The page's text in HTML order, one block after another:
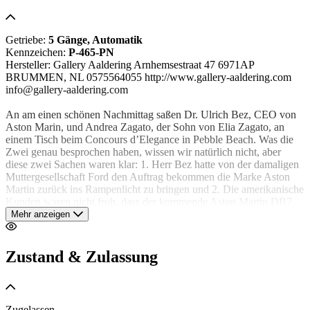
Getriebe: 5 Gänge, Automatik
Kennzeichen: P-465-PN
Hersteller: Gallery Aaldering Arnhemsestraat 47 6971AP
BRUMMEN, NL 0575564055 http://www.gallery-aaldering.com
info@gallery-aaldering.com
An am einen schönen Nachmittag saßen Dr. Ulrich Bez, CEO von
Aston Marin, und Andrea Zagato, der Sohn von Elia Zagato, an
einem Tisch beim Concours d’Elegance in Pebble Beach. Was die
Zwei genau besprochen haben, wissen wir natürlich nicht, aber
diese zwei Sachen waren klar: 1. Herr Bez hatte von der damaligen
Muttergesellschaft Ford den Auftrag bekommen die Marke Aston
Martin zurück ins Rampenlicht zu bringen und 2. Die amerikanische
Zagato wahrscheinlich in Amerika nicht lieferbar war, weil die
Typgenehmigung zu teuer war. Da saßen die zwei Herrschaften an
sollte man besprechen und lösen in einer guten Atmosphäre und mit
einem herrlichen Wein.
Die Zwei haben sich damals ausgedacht ein klassischer Roadster zu
Mehr anzeigen
Zustand & Zulassung